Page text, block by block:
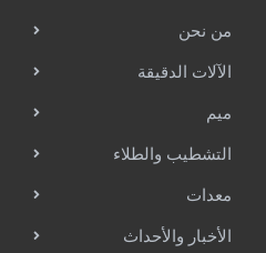
من نحن
الآلات الدقيقة
ميم
التشطيب والطلاء
معدات
الأخبار والأحداث